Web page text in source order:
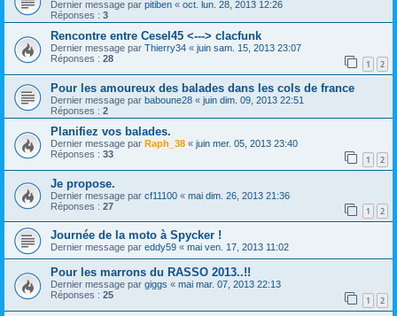
Dernier message par pitiben « oct. lun. 28, 2013 12:26
Réponses : 3
Rencontre entre Cesel45 <---> clacfunk
Dernier message par Thierry34 « juin sam. 15, 2013 23:07
Réponses : 28 1 2
Pour les amoureux des balades dans les cols de france
Dernier message par baboune28 « juin dim. 09, 2013 22:51
Réponses : 2
Planifiez vos balades.
Dernier message par Raph_38 « juin mer. 05, 2013 23:40
Réponses : 33 1 2
Je propose.
Dernier message par cf11100 « mai dim. 26, 2013 21:36
Réponses : 27 1 2
Journée de la moto à Spycker !
Dernier message par eddy59 « mai ven. 17, 2013 11:02
Pour les marrons du RASSO 2013..!!
Dernier message par giggs « mai mar. 07, 2013 22:13
Réponses : 25 1 2